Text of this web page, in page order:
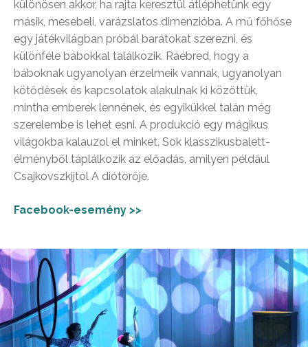
különösen akkor, ha rajta keresztül átléphetünk egy
másik, mesebeli, varázslatos dimenzióba. A mű főhőse
egy játékvilágban próbál barátokat szerezni, és
különféle bábokkal találkozik. Ráébred, hogy a
báboknak ugyanolyan érzelmeik vannak, ugyanolyan
kötődések és kapcsolatok alakulnak ki közöttük,
mintha emberek lennének, és egyikükkel talán még
szerelembe is lehet esni. A produkció egy mágikus
világokba kalauzol el minket. Sok klasszikusbalett-
élményből táplálkozik az előadás, amilyen például
Csajkovszkijtól A diótörője.
Facebook-esemény >>